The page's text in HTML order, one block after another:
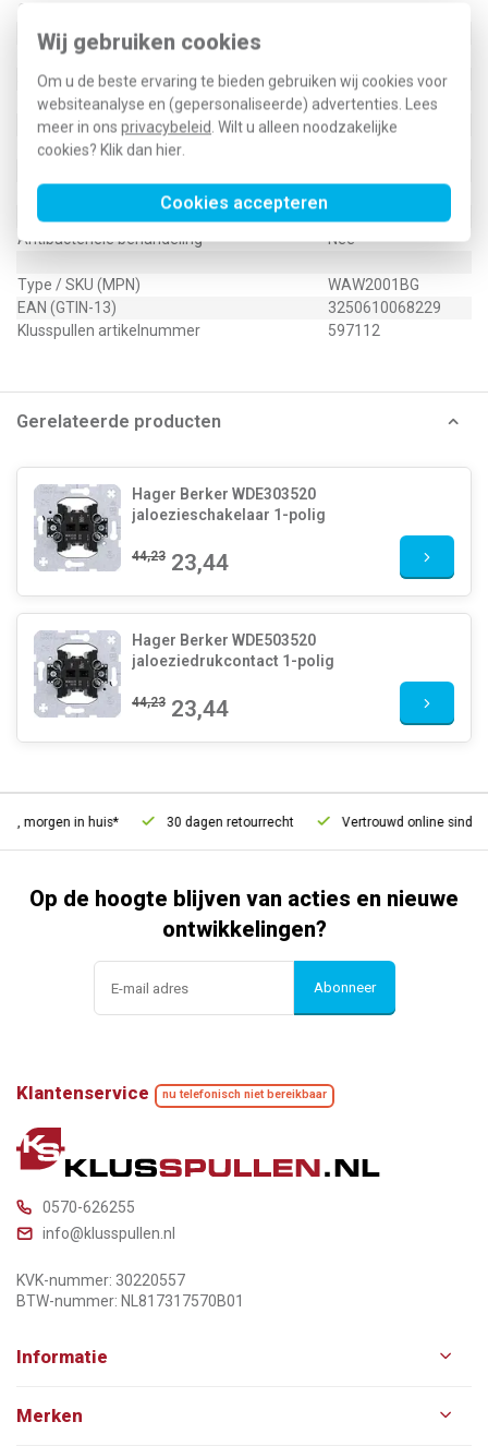
Wij gebruiken cookies
Om u de beste ervaring te bieden gebruiken wij cookies voor
websiteanalyse en (gepersonaliseerde) advertenties. Lees
meer in ons privacybeleid. Wilt u alleen noodzakelijke
cookies? Klik dan hier.
Cookies accepteren
Opdruk/indicatie
Controlevenster/verlicht
RAL-nummer (vergelijkbaar)
Slagvastheid
IK05
Met indicatieveld
Nee
Met verwisselbare lens/symbool
Nee
Uitvoering oppervlakte
Geschikt voor bussysteem-toetsaansluiting
Aftastsymbool / barrièrevrij
Antibacteriële behandeling
Nee
Type / SKU (MPN)
WAW2001BG
EAN (GTIN-13)
3250610068229
Klusspullen artikelnummer
597112
Gerelateerde producten
Hager Berker WDE303520
jaloezieschakelaar 1-polig
44,23 23,44
Hager Berker WDE503520
jaloeziedrukcontact 1-polig
44,23 23,44
morgen in huis* 30 dagen retourrecht Vertrouwd online sinds
Op de hoogte blijven van acties en nieuwe
ontwikkelingen?
Abonneer
Klantenservice nu telefonisch niet bereikbaar
0570-626255
info@klusspullen.nl
KVK-nummer: 30220557
BTW-nummer: NL817317570B01
Informatie
Merken